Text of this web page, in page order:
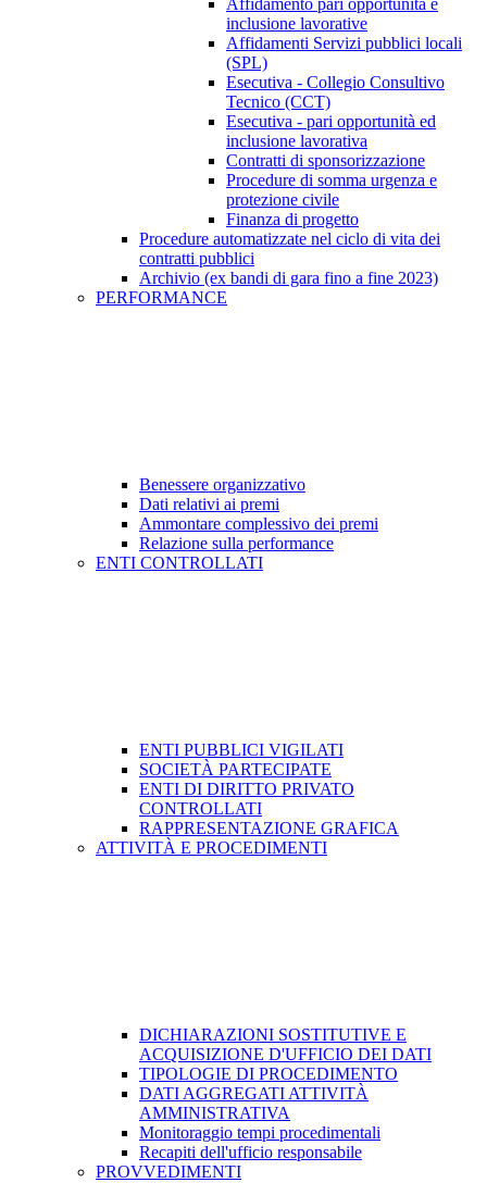
Affidamento pari opportunità e
inclusione lavorative
Affidamenti Servizi pubblici locali
(SPL)
Esecutiva - Collegio Consultivo
Tecnico (CCT)
Esecutiva - pari opportunità ed
inclusione lavorativa
Contratti di sponsorizzazione
Procedure di somma urgenza e
protezione civile
Finanza di progetto
Procedure automatizzate nel ciclo di vita dei
contratti pubblici
Archivio (ex bandi di gara fino a fine 2023)
PERFORMANCE
Benessere organizzativo
Dati relativi ai premi
Ammontare complessivo dei premi
Relazione sulla performance
ENTI CONTROLLATI
ENTI PUBBLICI VIGILATI
SOCIETÀ PARTECIPATE
ENTI DI DIRITTO PRIVATO
CONTROLLATI
RAPPRESENTAZIONE GRAFICA
ATTIVITÀ E PROCEDIMENTI
DICHIARAZIONI SOSTITUTIVE E
ACQUISIZIONE D'UFFICIO DEI DATI
TIPOLOGIE DI PROCEDIMENTO
DATI AGGREGATI ATTIVITÀ
AMMINISTRATIVA
Monitoraggio tempi procedimentali
Recapiti dell'ufficio responsabile
PROVVEDIMENTI